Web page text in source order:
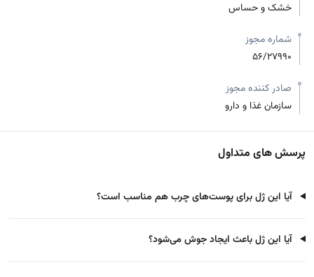
خشک و حساس
شماره مجوز
56/27990
صادر کننده مجوز
سازمان غذا و دارو
پرسش های متداول
آیا این ژل برای پوست‌های چرب هم مناسب است؟
آیا این ژل باعث ایجاد جوش می‌شود؟